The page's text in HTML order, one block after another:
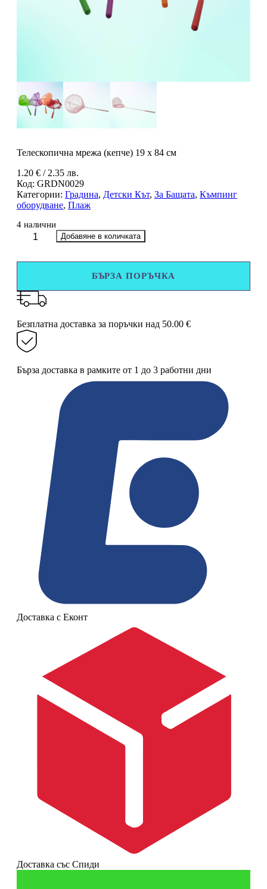
Телескопична мрежа (кепче) 19 х 84 см
1.20 € / 2.35 лв.
Код: GRDN0029
Категории: Градина, Детски Кът, За Бащата, Къмпинг
оборудване, Плаж
4 налични
количество
19
х
84
см
Добавяне в количката
БЪРЗА ПОРЪЧКА
Безплатна доставка за поръчки над 50.00 €
Бърза доставка в рамките от 1 до 3 работни дни
Доставка с Еконт
Доставка със Спиди